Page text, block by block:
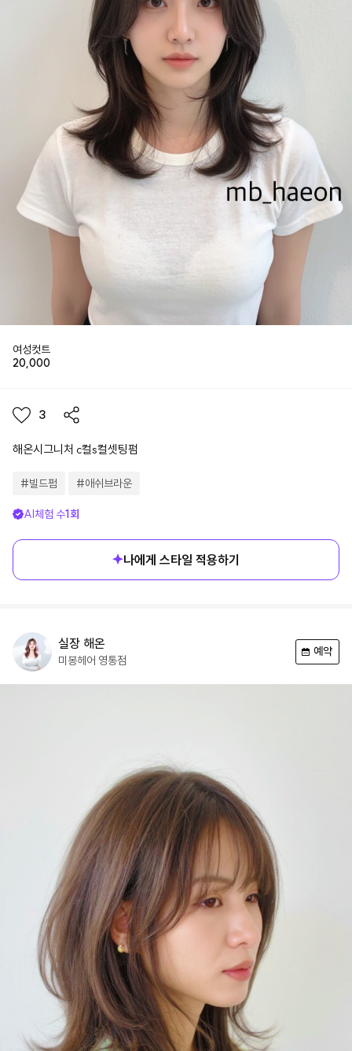
여성컷트
20,000
3
해온시그니처 c컬s컬셋팅펌
#빌드펌 #애쉬브라운
AI체험 수1회
나에게 스타일 적용하기
실장 해온
미봉헤어 영통점
예약